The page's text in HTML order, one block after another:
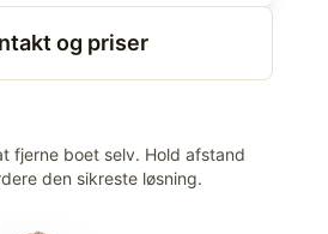
og priser
fjerne boet selv. Hold afstand
den sikreste løsning.